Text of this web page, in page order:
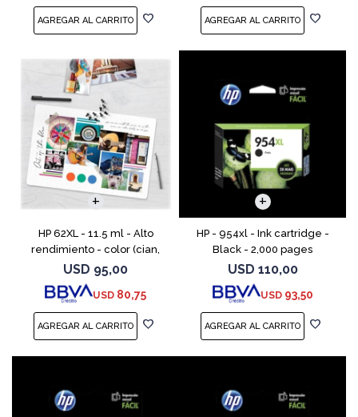
HP 62XL - 11.5 ml - Alto
rendimiento - color (cian,
magenta, amarillo) - original
- cartucho de tinta - para
ENVY 55XX, 56XX, 76
USD 95,00
USD 80,75
HP - 954xl - Ink cartridge -
Black - 2,000 pages
USD 110,00
USD 93,50